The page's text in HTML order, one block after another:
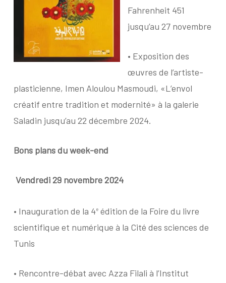
Fahrenheit 451
jusqu’au 27 novembre
• Exposition des
œuvres de l’artiste-
plasticienne, Imen Aloulou Masmoudi, «L’envol
créatif entre tradition et modernité» à la galerie
Saladin jusqu’au 22 décembre 2024.
Bons plans du week-end
Vendredi 29 novembre 2024
• Inauguration de la 4eédition de la Foire du livre
scientifique et numérique à la Cité des sciences de
Tunis
• Rencontre-débat avec Azza Filali à l’Institut